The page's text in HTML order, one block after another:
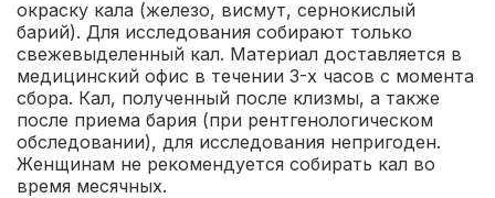
окраску кала (железо, висмут, сернокислый
барий). Для исследования собирают только
свежевыделенный кал. Материал доставляется в
медицинский офис в течении 3-х часов с момента
сбора. Кал, полученный после клизмы, а также
после приема бария (при рентгенологическом
обследовании), для исследования непригоден.
Женщинам не рекомендуется собирать кал во
время месячных.